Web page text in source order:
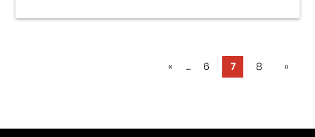
« ... 6 7 8 »